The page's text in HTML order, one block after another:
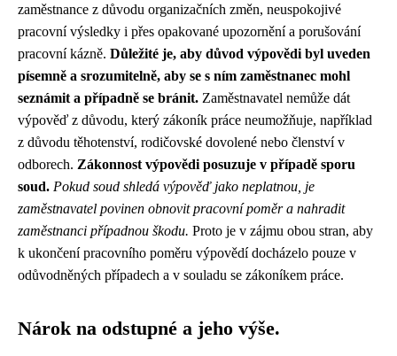
zaměstnance z důvodu organizačních změn, neuspokojivé
pracovní výsledky i přes opakované upozornění a porušování
pracovní kázně. Důležité je, aby důvod výpovědi byl uveden
písemně a srozumitelně, aby se s ním zaměstnanec mohl
seznámit a případně se bránit. Zaměstnavatel nemůže dát
výpověď z důvodu, který zákoník práce neumožňuje, například
z důvodu těhotenství, rodičovské dovolené nebo členství v
odborech. Zákonnost výpovědi posuzuje v případě sporu
soud. Pokud soud shledá výpověď jako neplatnou, je
zaměstnavatel povinen obnovit pracovní poměr a nahradit
zaměstnanci případnou škodu. Proto je v zájmu obou stran, aby
k ukončení pracovního poměru výpovědí docházelo pouze v
odůvodněných případech a v souladu se zákoníkem práce.
Nárok na odstupné a jeho výše.